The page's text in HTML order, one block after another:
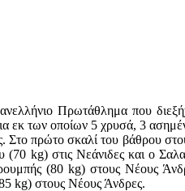
Πρωτάθλημα που
εκ των οποίων 5 χρυσά, 3
Στο πρώτο σκαλί του βάθρου
kg) στις Νεάνιδες και ο
(80 kg) στους Νέους
kg) στους Νέους Άνδρες.